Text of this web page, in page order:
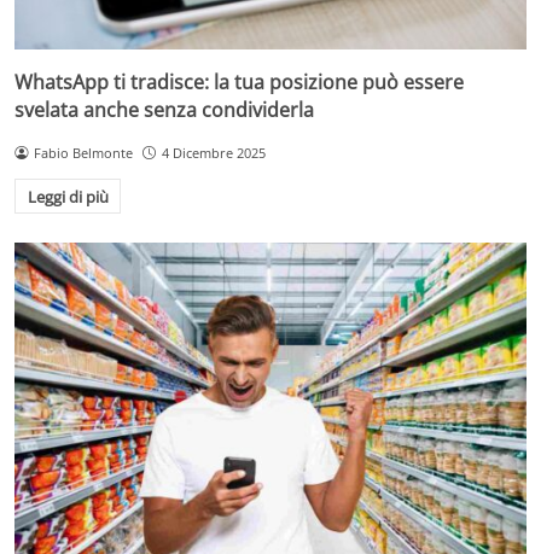
WhatsApp ti tradisce: la tua posizione può essere
svelata anche senza condividerla
Fabio Belmonte 4 Dicembre 2025
Leggi di più